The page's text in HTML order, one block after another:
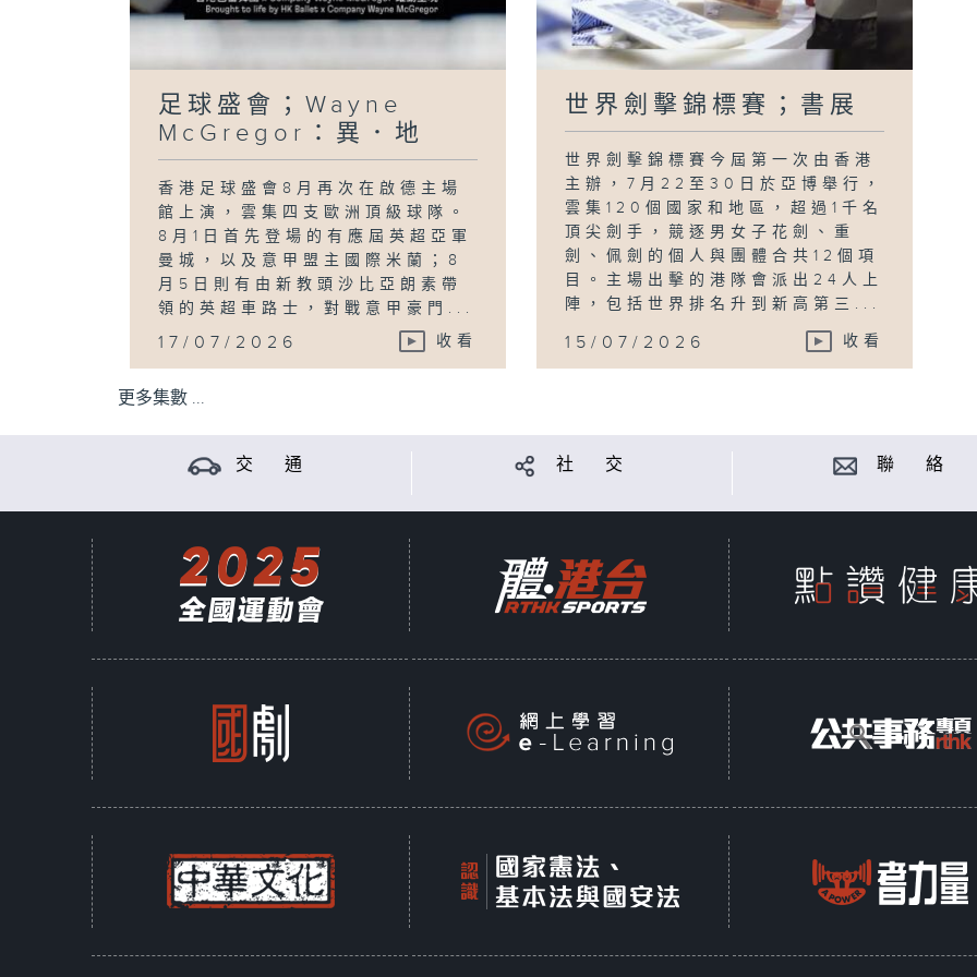
足球盛會；Wayne
McGregor：異．地
香港足球盛會8月再次在啟德主場
館上演，雲集四支歐洲頂級球隊。
8月1日首先登場的有應屆英超亞軍
曼城，以及意甲盟主國際米蘭；8
月5日則有由新教頭沙比亞朗素帶
領的英超車路士，對戰意甲豪門...
17/07/2026 收看
世界劍擊錦標賽；書展
世界劍擊錦標賽今屆第一次由香港
主辦，7月22至30日於亞博舉行，
雲集120個國家和地區，超過1千名
頂尖劍手，競逐男女子花劍、重
劍、佩劍的個人與團體合共12個項
目。主場出擊的港隊會派出24人上
陣，包括世界排名升到新高第三...
15/07/2026 收看
更多集數 ...
交 通 社 交 聯 絡